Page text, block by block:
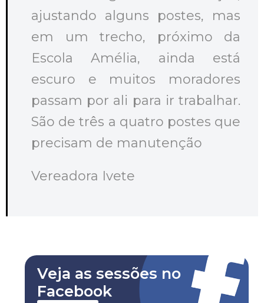
ajustando alguns postes, mas
em um trecho, próximo da
Escola Amélia, ainda está
escuro e muitos moradores
passam por ali para ir trabalhar.
São de três a quatro postes que
precisam de manutenção
Vereadora Ivete
Veja as sessões no
Facebook